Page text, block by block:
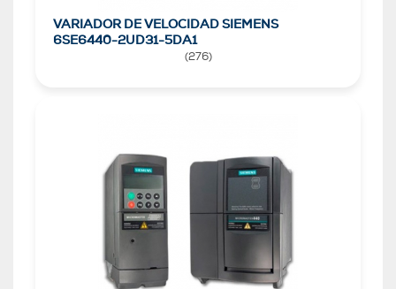
VARIADOR DE VELOCIDAD SIEMENS
6SE6440-2UD31-5DA1
(276)